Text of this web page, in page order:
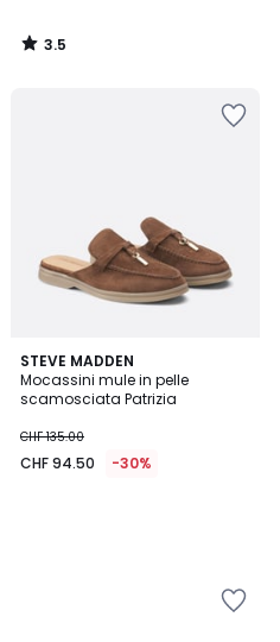
3.5
/
STEVE MADDEN
Mocassini mule in pelle
scamosciata Patrizia
CHF 135.00
CHF 94.50 -30%